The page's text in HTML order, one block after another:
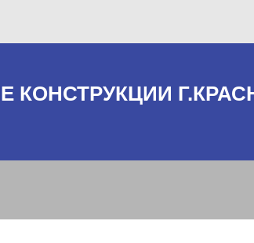
КОНСТРУКЦИИ